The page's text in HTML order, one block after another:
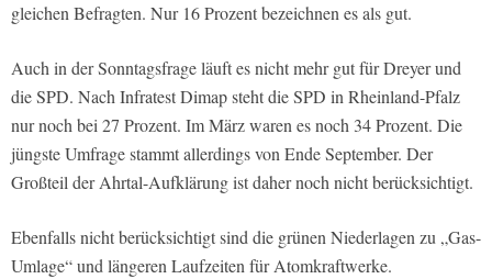
gleichen Befragten. Nur 16 Prozent bezeichnen es als gut.
Auch in der Sonntagsfrage läuft es nicht mehr gut für Dreyer und
die SPD. Nach Infratest Dimap steht die SPD in Rheinland-Pfalz
nur noch bei 27 Prozent. Im März waren es noch 34 Prozent. Die
jüngste Umfrage stammt allerdings von Ende September. Der
Großteil der Ahrtal-Aufklärung ist daher noch nicht berücksichtigt.
Ebenfalls nicht berücksichtigt sind die grünen Niederlagen zu „Gas-
Umlage“ und längeren Laufzeiten für Atomkraftwerke.